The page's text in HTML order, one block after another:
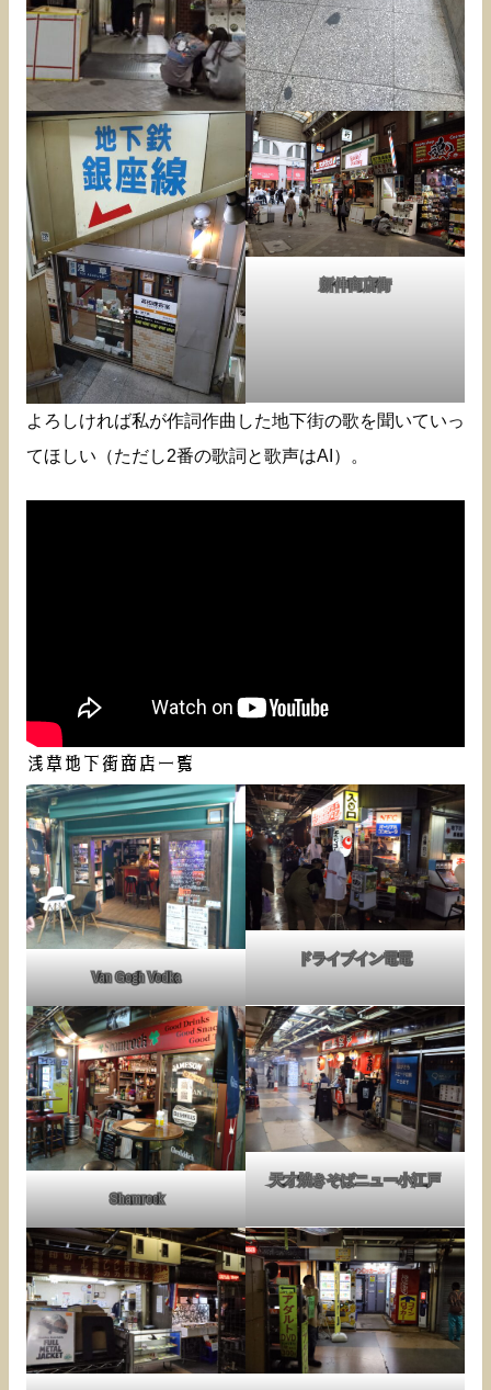
新仲商店街
よろしければ私が作詞作曲した地下街の歌を聞いていっ
てほしい（ただし2番の歌詞と歌声はAI）。
浅草地下街商店一覧
Van Gogh Vodka
ドライブイン電電
Shamrock
天才焼きそばニュー小江戸